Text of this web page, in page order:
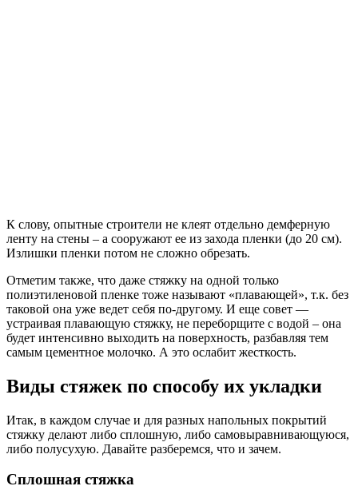
К слову, опытные строители не клеят отдельно демферную
ленту на стены – а сооружают ее из захода пленки (до 20 см).
Излишки пленки потом не сложно обрезать.
Отметим также, что даже стяжку на одной только
полиэтиленовой пленке тоже называют «плавающей», т.к. без
таковой она уже ведет себя по-другому. И еще совет —
устраивая плавающую стяжку, не переборщите с водой – она
будет интенсивно выходить на поверхность, разбавляя тем
самым цементное молочко. А это ослабит жесткость.
Виды стяжек по способу их укладки
Итак, в каждом случае и для разных напольных покрытий
стяжку делают либо сплошную, либо самовыравнивающуюся,
либо полусухую. Давайте разберемся, что и зачем.
Сплошная стяжка